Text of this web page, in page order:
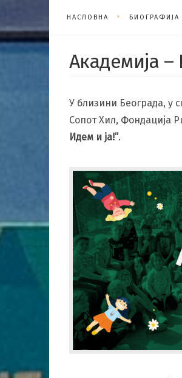
НАСЛОВНА БИОГРАФИЈА
Академија –
У близини Београда, у
Сопот Хил, Фондација
Идем и ја!”.